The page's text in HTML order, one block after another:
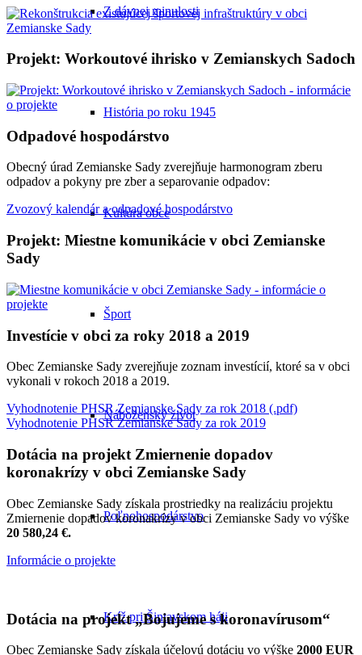
Z dávnej minulosti
História po roku 1945
Kultúra obce
Šport
Náboženský život
Poľnohospodárstvo
Kríž pri Šintavskom háji
Projekt: Workoutové ihrisko v Zemianskych Sadoch
Odpadové hospodárstvo
Obecný úrad Zemianske Sady zverejňuje harmonogram zberu
odpadov a pokyny pre zber a separovanie odpadov:
Zvozový kalendár a odpadové hospodárstvo
Projekt: Miestne komunikácie v obci Zemianske
Sady
Investície v obci za roky 2018 a 2019
Obec Zemianske Sady zverejňuje zoznam investícií, ktoré sa v obci
vykonali v rokoch 2018 a 2019.
Vyhodnotenie PHSR Zemianske Sady za rok 2018 (.pdf)
Vyhodnotenie PHSR Zemianske Sady za rok 2019
Dotácia na projekt Zmiernenie dopadov
koronakrízy v obci Zemianske Sady
Obec Zemianske Sady získala prostriedky na realizáciu projektu
Zmiernenie dopadov koronakrízy v obci Zemianske Sady vo výške
20 580,24 €.
Informácie o projekte
Dotácia na projekt „Bojujeme s koronavírusom“
Obec Zemianske Sady získala účelovú dotáciu vo výške 2000 EUR